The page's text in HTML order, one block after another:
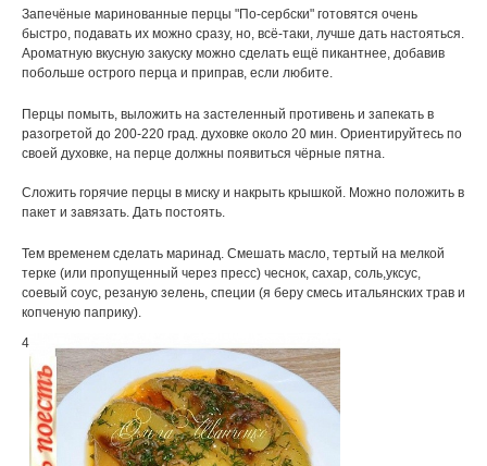
Запечёные маринованные перцы "По-сербски" готовятся очень
быстро, подавать их можно сразу, но, всё-таки, лучше дать настояться.
Ароматную вкусную закуску можно сделать ещё пикантнее, добавив
побольше острого перца и приправ, если любите.
Перцы помыть, выложить на застеленный противень и запекать в
разогретой до 200-220 град. духовке около 20 мин. Ориентируйтесь по
своей духовке, на перце должны появиться чёрные пятна.
Сложить горячие перцы в миску и накрыть крышкой. Можно положить в
пакет и завязать. Дать постоять.
Тем временем сделать маринад. Смешать масло, тертый на мелкой
терке (или пропущенный через пресс) чеснок, сахар, соль,уксус,
соевый соус, резаную зелень, специи (я беру смесь итальянских трав и
копченую паприку).
4